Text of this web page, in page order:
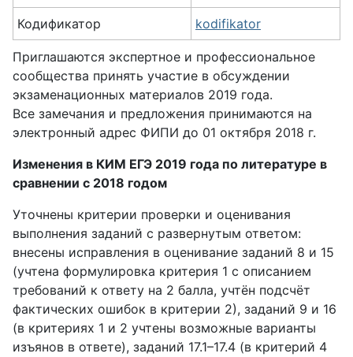
Кодификатор kodifikator
Приглашаются экспертное и профессиональное
сообщества принять участие в обсуждении
экзаменационных материалов 2019 года.
Все замечания и предложения принимаются на
электронный адрес ФИПИ до 01 октября 2018 г.
Изменения в КИМ ЕГЭ 2019 года по литературе в
сравнении с 2018 годом
Уточнены критерии проверки и оценивания
выполнения заданий с развернутым ответом:
внесены исправления в оценивание заданий 8 и 15
(учтена формулировка критерия 1 с описанием
требований к ответу на 2 балла, учтён подсчёт
фактических ошибок в критерии 2), заданий 9 и 16
(в критериях 1 и 2 учтены возможные варианты
изъянов в ответе), заданий 17.1–17.4 (в критерий 4